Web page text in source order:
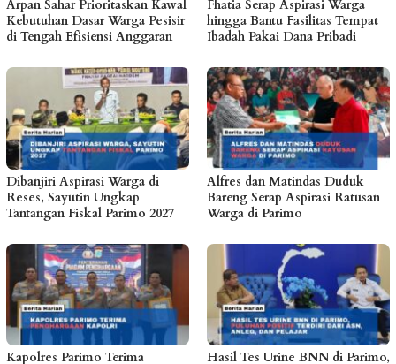
Arpan Sahar Prioritaskan Kawal
Kebutuhan Dasar Warga Pesisir
di Tengah Efisiensi Anggaran
Fhatia Serap Aspirasi Warga
hingga Bantu Fasilitas Tempat
Ibadah Pakai Dana Pribadi
Dibanjiri Aspirasi Warga di
Reses, Sayutin Ungkap
Tantangan Fiskal Parimo 2027
Alfres dan Matindas Duduk
Bareng Serap Aspirasi Ratusan
Warga di Parimo
Kapolres Parimo Terima
Hasil Tes Urine BNN di Parimo,